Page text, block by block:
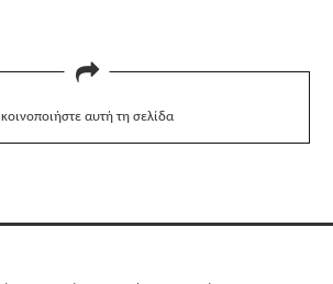
κοινοποιήστε αυτή τη σελίδα